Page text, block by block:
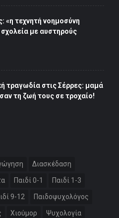
«η τεχνητή νοημοσύνη
σχολεία με αυστηρούς
τραγωδία στις Σέρρες: μαμά
τη ζωή τους σε τροχαίο!
Διασκέδαση
Παιδί 0-1 Παιδί 1-3
9-12 Παιδοψυχολόγος
Χιούμορ Ψυχολογία